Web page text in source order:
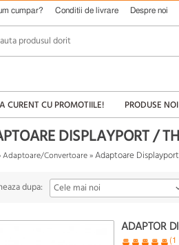
cumpar? Conditii de livrare Despre noi
CURENT CU PROMOTIILE! PRODUSE NOI
DISPLAYPORT /
Adaptoare/Convertoare»Adaptoare
dupa: Cele mai noi
ADAPTOR
(1